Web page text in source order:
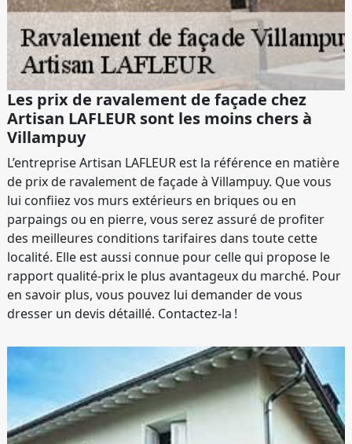
Les prix de ravalement de façade chez
Artisan LAFLEUR sont les moins chers à
Villampuy
L’entreprise Artisan LAFLEUR est la référence en matière
de prix de ravalement de façade à Villampuy. Que vous
lui confiiez vos murs extérieurs en briques ou en
parpaings ou en pierre, vous serez assuré de profiter
des meilleures conditions tarifaires dans toute cette
localité. Elle est aussi connue pour celle qui propose le
rapport qualité-prix le plus avantageux du marché. Pour
en savoir plus, vous pouvez lui demander de vous
dresser un devis détaillé. Contactez-la !